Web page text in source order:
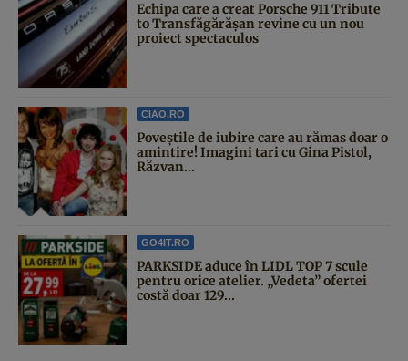
Echipa care a creat Porsche 911 Tribute
to Transfăgărășan revine cu un nou
proiect spectaculos
CIAO.RO
Poveştile de iubire care au rămas doar o
amintire! Imagini tari cu Gina Pistol,
Răzvan...
GO4IT.RO
PARKSIDE aduce în LIDL TOP 7 scule
pentru orice atelier. „Vedeta” ofertei
costă doar 129...